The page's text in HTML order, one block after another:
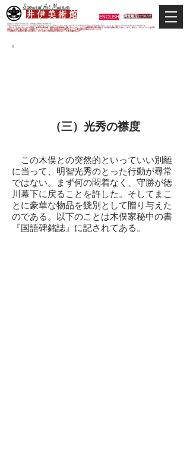
Samurai Art Museum
井 伊 美 術 館 ENGLISH 調査鑑定について
当館は日本唯一の甲冑武具・史料考証専門の美術館です。
平成29年度大河ドラマ「おんな城主 井伊直虎」の主人公直虎とされた人物、徳川四天王の筆頭井伊直政の直系後裔が運営しています。歴史と武具の本格派が集う美術館です。
＊当サイトにおけるすべての写真・文章等の著作権・版権は井伊美術館に属します。コピーなどの無断複製は著作権法上での例外を除き禁じられています。本サイトのコンテンツを代行
業者などの第三者に依頼して複製することは、たとえ個人や家庭内での利用であっても著作権法上認められていません。
※当館展示の刀剣類等は銃刀法に遵法し、​全て正真の刀剣登録証が添付されている事を確認済みです。
（三）光秀の襟度
この木俣との突然的といっていい別離
に当って、明智光秀のとった行動が尋常
ではない。まず何の悶着なく、守勝が徳
川幕下に戻ることを許した。そしてまこ
とに豪華な物品を餞別として贈り与えた
のである。以下のことは木俣家秘中の書
『国語碑銘誌』に記されてある。